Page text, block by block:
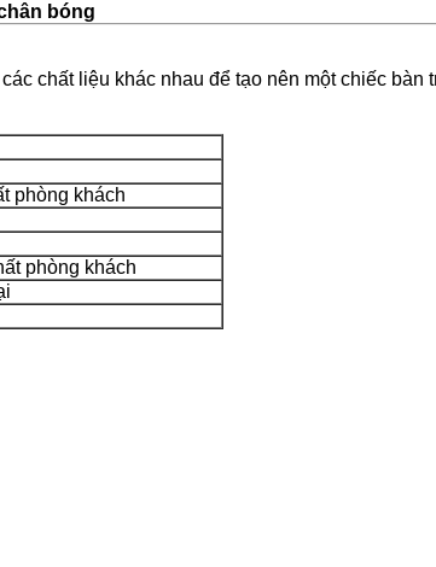
bóng
chất liệu khác nhau để tạo nên một chiếc bàn
phòng khách
phòng khách